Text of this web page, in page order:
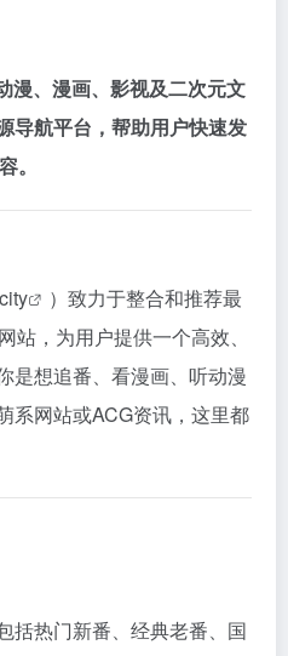
漫、漫画、影视及二次元文
导航平台，帮助用户快速发
。
）致力于整合和推荐最
站，为用户提供一个高效、
是想追番、看漫画、听动漫
系网站或ACG资讯，这里都
括热门新番、经典老番、国